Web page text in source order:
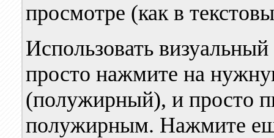
просмотре (как в
Использовать
просто нажмите на
(полужирный), и просто
полужирным. Нажмите